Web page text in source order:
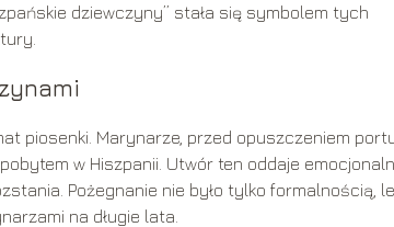
dziewczyny” stała się symbolem tych
piosenki. Marynarze, przed opuszczeniem
w Hiszpanii. Utwór ten oddaje
Pożegnanie nie było tylko formalnością,
na długie lata.